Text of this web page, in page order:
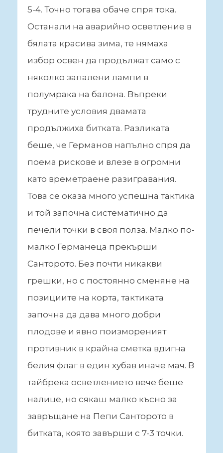
5-4. Точно тогава обаче спря тока.
Останали на аварийно осветление в
бялата красива зима, те нямаха
избор освен да продължат само с
няколко запалени лампи в
полумрака на балона. Въпреки
трудните условия двамата
продължиха битката. Разликата
беше, че Германов напълно спря да
поема рискове и влезе в огромни
като времетраене разигравания.
Това се оказа много успешна тактика
и той започна систематично да
печели точки в своя полза. Малко по-
малко Германеца прекърши
Санторото. Без почти никакви
грешки, но с постоянно сменяне на
позициите на корта, тактиката
започна да дава много добри
плодове и явно поизмореният
противник в крайна сметка вдигна
белия флаг в един хубав иначе мач. В
тайбрека осветлението вече беше
налице, но сякаш малко късно за
завръщане на Пепи Санторото в
битката, която завърши с 7-3 точки.